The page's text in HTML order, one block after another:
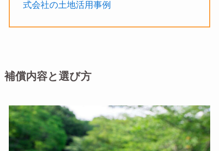
式会社の土地活用事例
補償内容と選び方